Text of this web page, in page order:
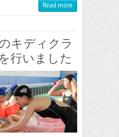
Read more
キディクラ
行いました